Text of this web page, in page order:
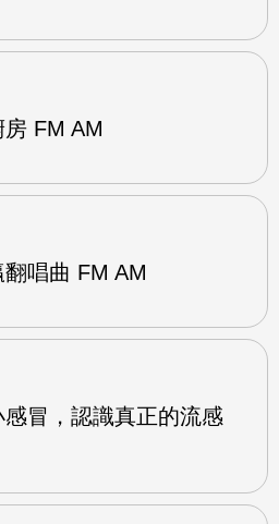
FM AM
唱曲 FM AM
冒，認識真正的流感